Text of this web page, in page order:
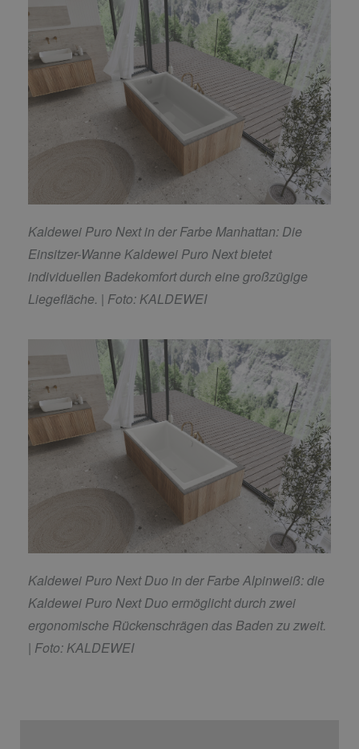
Kaldewei Puro Next in der Farbe Manhattan: Die
Einsitzer-Wanne Kaldewei Puro Next bietet
individuellen Badekomfort durch eine großzügige
Liegefläche. | Foto: KALDEWEI
Kaldewei Puro Next Duo in der Farbe Alpinweiß: die
Kaldewei Puro Next Duo ermöglicht durch zwei
ergonomische Rückenschrägen das Baden zu zweit.
| Foto: KALDEWEI